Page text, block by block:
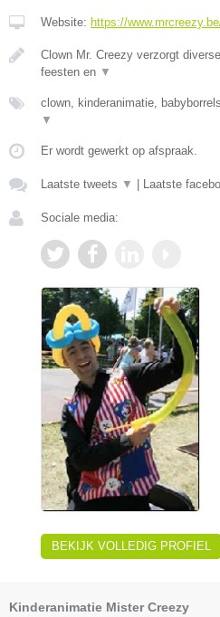
Website: https://
Clown Mr. Creezy verzorgt
feesten en ▼
clown, kinderanimatie,
▼
Er wordt gewerkt op afspraak.
Laatste tweets ▼ Laatste
Sociale media:
BEKIJK VOLLEDIG PROFIEL
Kinderanimatie Mister Creezy